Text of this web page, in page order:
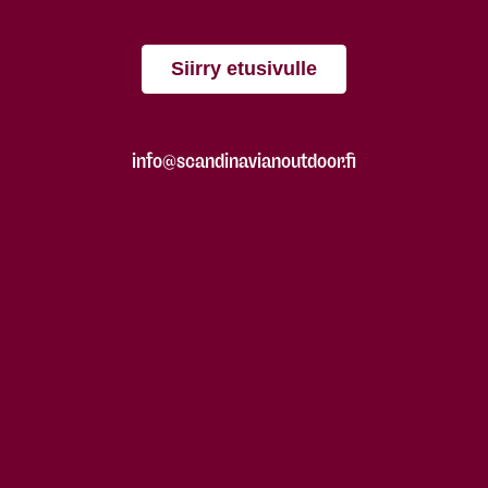
Siirry etusivulle
info@scandinavianoutdoor.fi